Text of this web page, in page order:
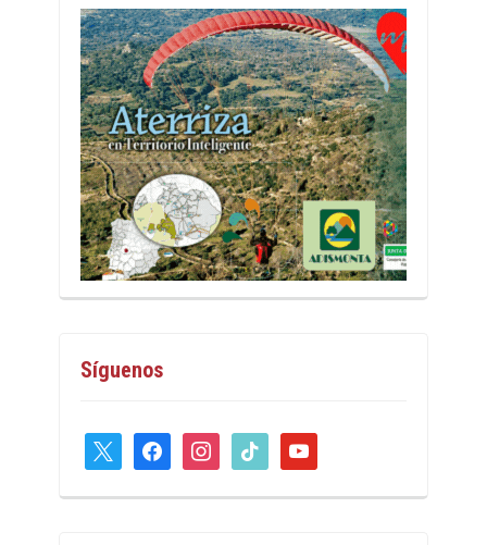
Síguenos
facebookinstagram
tiktok youtube